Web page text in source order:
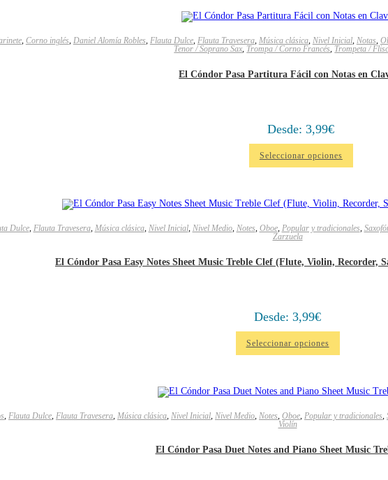
, Corno inglés, Daniel Alomía Robles, Flauta Dulce, Flauta Travesera, Música clásica, Nivel Inicial, Notas,
Tenor / Soprano Sax, Trompa / Corno Francés, Trompeta /
El Cóndor Pasa Partitura Fácil con Notas en
Desde:3,99€
Seleccionar opciones
Dulce, Flauta Travesera, Música clásica, Nivel Inicial, Nivel Medio, Notes, Oboe, Popular y tradicionales,
Zarzuela
El Cóndor Pasa Easy Notes Sheet Music Treble Clef (Flute, Violin,
Desde: 3,99€
Seleccionar opciones
, Flauta Dulce, Flauta Travesera, Música clásica, Nivel Inicial, Nivel Medio, Notes, Oboe, Popular y tradicionales,
Violín
El Cóndor Pasa Duet Notes and Piano Sheet Music